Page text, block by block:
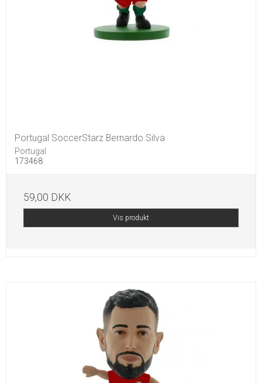
Portugal SoccerStarz Bernardo Silva
Portugal
173468
59,00 DKK
Vis produkt